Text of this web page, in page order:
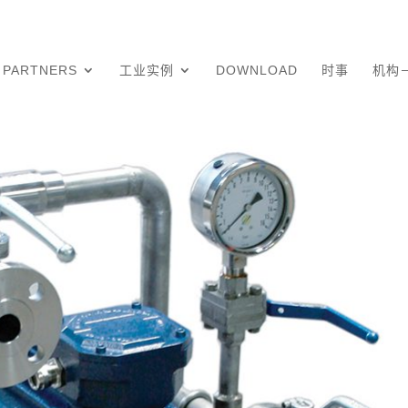
PARTNERS 工业实例 DOWNLOAD 时事 机构